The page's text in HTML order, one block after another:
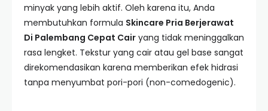
minyak yang lebih aktif. Oleh karena itu, Anda
membutuhkan formula Skincare Pria Berjerawat
Di Palembang Cepat Cair yang tidak meninggalkan
rasa lengket. Tekstur yang cair atau gel base sangat
direkomendasikan karena memberikan efek hidrasi
tanpa menyumbat pori-pori (non-comedogenic).